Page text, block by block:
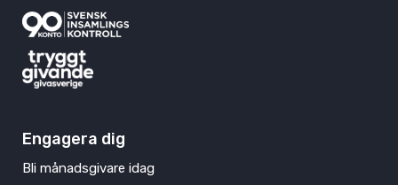
Engagera dig
Bli månadsgivare idag